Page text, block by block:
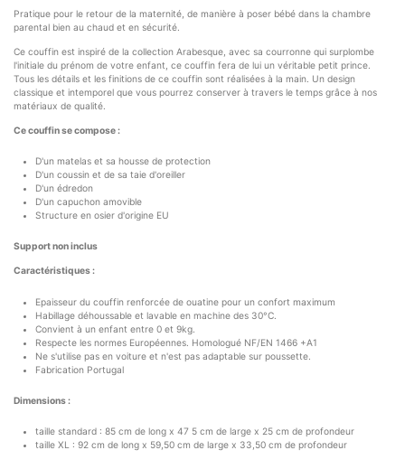
Pratique pour le retour de la maternité, de manière à poser bébé dans la chambre
parental bien au chaud et en sécurité.
Ce couffin est inspiré de la collection Arabesque, avec sa courronne qui surplombe
l'initiale du prénom de votre enfant, ce couffin fera de lui un véritable petit prince.
Tous les détails et les finitions de ce couffin sont réalisées à la main. Un design
classique et intemporel que vous pourrez conserver à travers le temps grâce à nos
matériaux de qualité.
Ce couffin se compose :
D'un matelas et sa housse de protection
D'un coussin et de sa taie d'oreiller
D'un édredon
D'un capuchon amovible
Structure en osier d'origine EU
Support non inclus
Caractéristiques :
Epaisseur du couffin renforcée de ouatine pour un confort maximum
Habillage déhoussable et lavable en machine des 30°C.
Convient à un enfant entre 0 et 9kg.
Respecte les normes Européennes. Homologué NF/EN 1466 +A1
Ne s'utilise pas en voiture et n'est pas adaptable sur poussette.
Fabrication Portugal
Dimensions :
taille standard : 85 cm de long x 47 5 cm de large x 25 cm de profondeur
taille XL : 92 cm de long x 59,50 cm de large x 33,50 cm de profondeur